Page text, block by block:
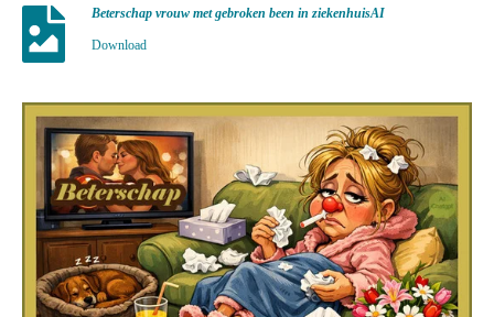
Beterschap vrouw met gebroken been in ziekenhuisAI
Download